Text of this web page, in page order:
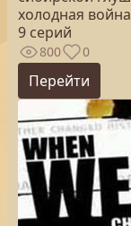
холодная
9 серий
800 0
Перейти